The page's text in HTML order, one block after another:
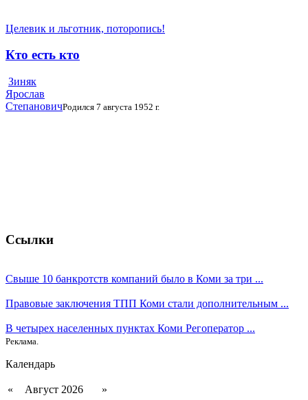
Целевик и льготник, поторопись!
Кто есть кто
Зиняк
Ярослав
СтепановичРодился 7 августа 1952 г.
Ссылки
Свыше 10 банкротств компаний было в Коми за три ...
Правовые заключения ТПП Коми стали дополнительным ...
В четырех населенных пунктах Коми Регоператор ...
Реклама.
Календарь
« Август 2026
»